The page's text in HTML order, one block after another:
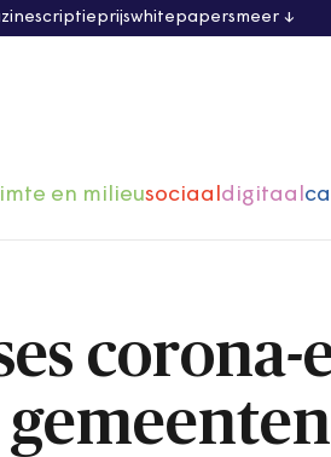
scriptieprijswhitepapersmeer
en milieusociaaldigitaal
corona-